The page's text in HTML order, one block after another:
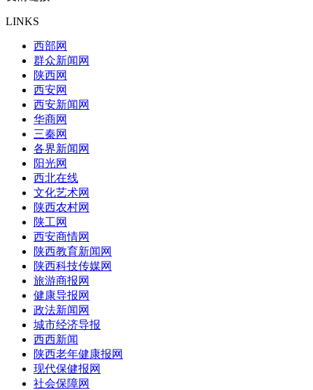
LINKS
西部网
群众新闻网
陕西网
西安网
西安新闻网
华商网
三秦网
各界新闻网
阳光网
西北在线
文化艺术网
陕西农村网
陕工网
西安商情网
陕西教育新闻网
陕西科技传媒网
旅游商报网
健康导报网
政法新闻网
城市经济导报
西西新闻
陕西老年健康报网
现代保健报网
社会保障网